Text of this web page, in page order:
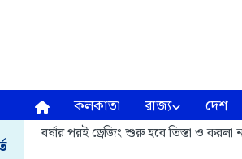
কলকাতা রাজ্য দেশ
বর্ষার পরই ড্রেজিং শুরু হবে তিস্তা ও করলা